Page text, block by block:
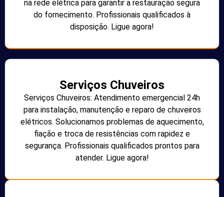
na rede elétrica para garantir a restauração segura
do fornecimento. Profissionais qualificados à
disposição. Ligue agora!
Serviços Chuveiros
Serviços Chuveiros: Atendimento emergencial 24h
para instalação, manutenção e reparo de chuveiros
elétricos. Solucionamos problemas de aquecimento,
fiação e troca de resistências com rapidez e
segurança. Profissionais qualificados prontos para
atender. Ligue agora!